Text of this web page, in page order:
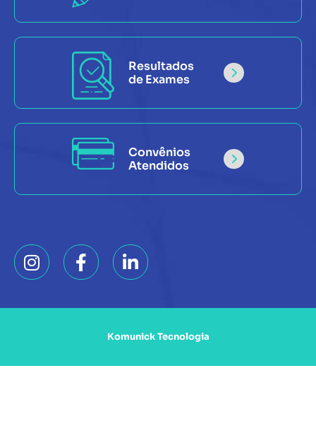
Resultados
de Exames
Convênios
Atendidos
Komunick Tecnologia